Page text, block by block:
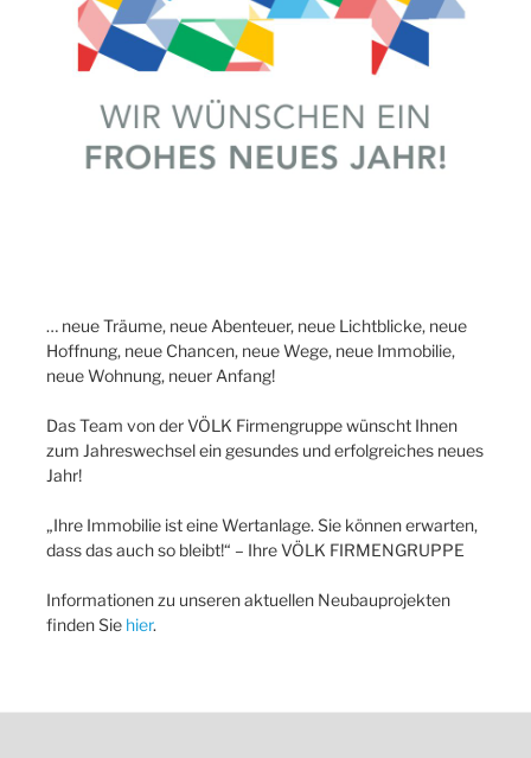
… neue Träume, neue Abenteuer, neue Lichtblicke, neue
Hoffnung, neue Chancen, neue Wege, neue Immobilie,
neue Wohnung, neuer Anfang!
Das Team von der VÖLK Firmengruppe wünscht Ihnen
zum Jahreswechsel ein gesundes und erfolgreiches neues
Jahr!
„Ihre Immobilie ist eine Wertanlage. Sie können erwarten,
dass das auch so bleibt!“ – Ihre VÖLK FIRMENGRUPPE
Informationen zu unseren aktuellen Neubauprojekten
finden Sie hier.